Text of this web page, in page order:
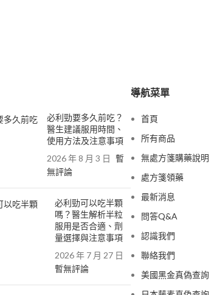
必利勁要多久前吃？
醫生建議服用時間、
使用方法及注意事項
2026 年 8 月 3 日 暫
無評論
必利勁可以吃半顆
嗎？醫生解析半粒
服用是否合適、劑
量選擇與注意事項
2026 年 7 月 27 日
暫無評論
導航菜單
首頁
所有商品
無處方箋購藥說明
處方箋領藥
最新消息
問答Q&A
認識我們
聯絡我們
美國黑金真偽查詢